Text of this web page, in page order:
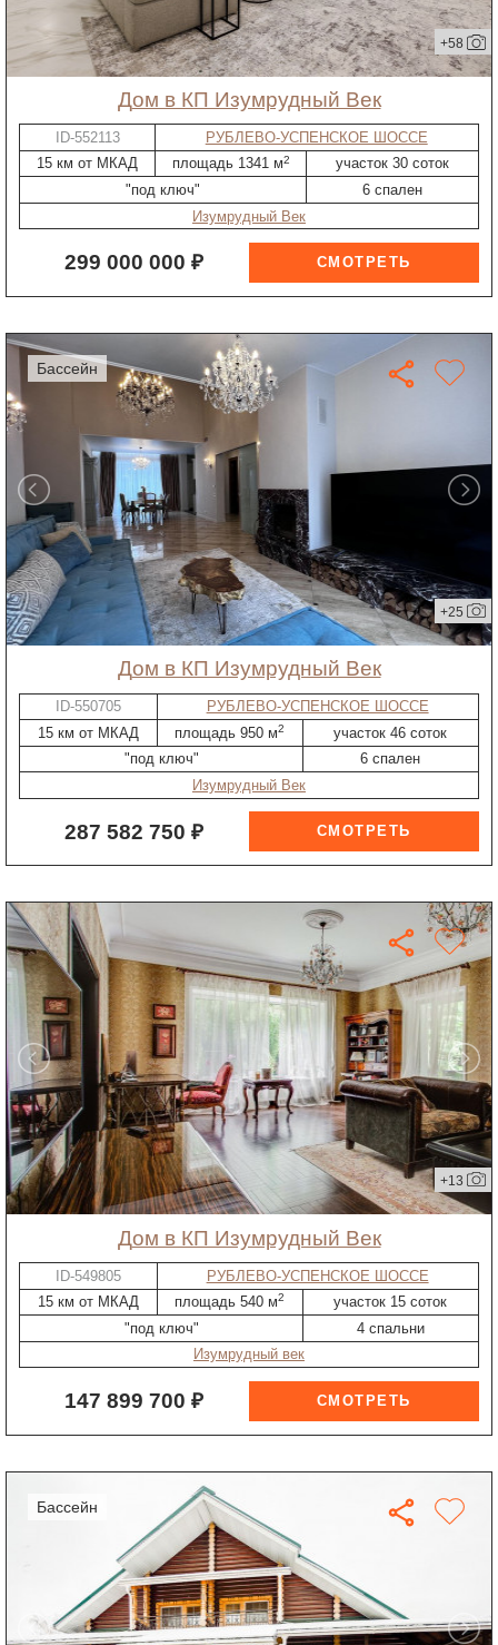
+58
дом в КП Изумрудный Век
ID-552113
РУБЛЕВО-УСПЕНСКОЕ ШОССЕ
15 км от МКАД
площадь 1341 м2
участок 30 соток
"под ключ"
6 спален
Изумрудный Век
299 000 000 ₽
бассейн
+25
дом в КП Изумрудный Век
ID-550705
РУБЛЕВО-УСПЕНСКОЕ ШОССЕ
15 км от МКАД
площадь 950 м2
участок 46 соток
"под ключ"
6 спален
Изумрудный Век
287 582 750 ₽
+13
дом в КП Изумрудный Век
ID-549805
РУБЛЕВО-УСПЕНСКОЕ ШОССЕ
15 км от МКАД
площадь 540 м2
участок 15 соток
"под ключ"
4 спальни
Изумрудный век
147 899 700 ₽
бассейн